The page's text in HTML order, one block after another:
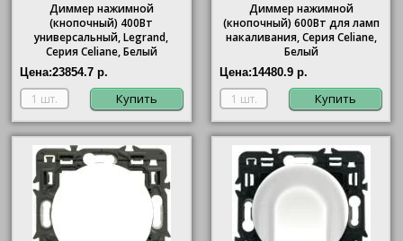
Диммер нажимной
(кнопочный) 400Вт
универсальный, Legrand,
Серия Celiane, Белый
Цена:23854.7 р.
Купить
Белый"/>
Диммер нажимной
(кнопочный) 600Вт для ламп
накаливания, Серия Celiane,
Белый
Цена:14480.9 р.
Купить